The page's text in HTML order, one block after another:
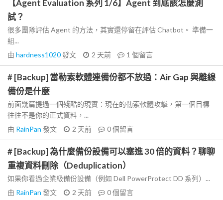
【Agent Evaluation 系列 1/6】Agent 到底該怎麼測
試？
很多團隊評估 Agent 的方法，其實還停留在評估 Chatbot。 準備一
組...
由 hardness1020發文 2 天前 1 個留言
# [Backup] 當勒索軟體連備份都不放過：Air Gap 與離線
備份是什麼
前面幾篇提過一個殘酷的現實：現在的勒索軟體攻擊，第一個目標
往往不是你的正式資料，...
由 RainPan 發文 2 天前 0個留言
# [Backup] 為什麼備份設備可以塞進 30 倍的資料？聊聊
重複資料刪除（Deduplication）
如果你看過企業級備份設備（例如 Dell PowerProtect DD 系列）...
由 RainPan 發文 2 天前 0個留言